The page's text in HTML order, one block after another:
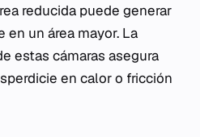
reducida puede generar
un área mayor. La
estas cámaras asegura
en calor o fricción